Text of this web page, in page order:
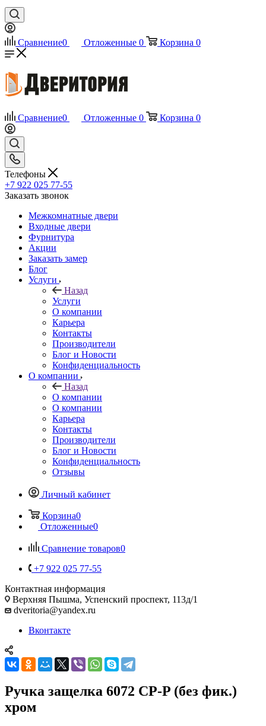
Сравнение0 Отложенные 0 Корзина 0
Сравнение0 Отложенные 0 Корзина 0
Телефоны
+7 922 025 77-55
Заказать звонок
Межкомнатные двери
Входные двери
Фурнитура
Акции
Заказать замер
Блог
Услуги
Назад
Услуги
О компании
Карьера
Контакты
Производители
Блог и Новости
Конфиденциальность
О компании
Назад
О компании
О компании
Карьера
Контакты
Производители
Блог и Новости
Конфиденциальность
Отзывы
Личный кабинет
Корзина0
Отложенные0
Сравнение товаров0
+7 922 025 77-55
Контактная информация
Верхняя Пышма, Успенский проспект, 113д/1
dveritoria@yandex.ru
Вконтакте
Ручка защелка 6072 CP-P (без фик.)
хром